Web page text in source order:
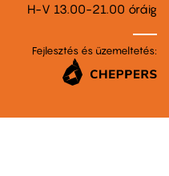
H-V 13.00-21.00 óráig
Fejlesztés és üzemeltetés: